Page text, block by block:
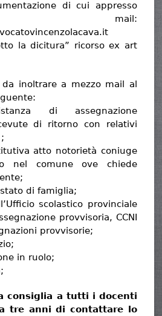
di cui appresso
mail:
la dicitura” ricorso ex art
da inoltrare a mezzo mail al
di assegnazione
di ritorno con relativi
atto notorietà coniuge
nel comune ove chiede
di famiglia;
scolastico provinciale
provvisoria, CCNI
provvisorie;
in ruolo;
consiglia a tutti i docenti
tre anni di contattare lo